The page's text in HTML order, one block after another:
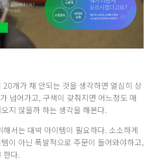
20개가 채 안되는 것을 생각하면 열심히 상
넘어가고, 구색이 갖춰지면 어느정도 매
지 않을까 하는 생각을 해본다.
해서는 대박 아이템이 필요하다. 소소하게
이 아닌 폭발적으로 주문이 들어와야하고,
한다.